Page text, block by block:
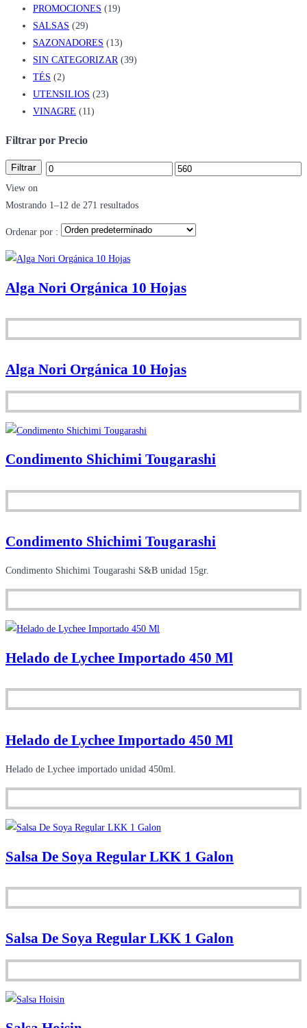
PROMOCIONES (19)
SALSAS (29)
SAZONADORES (13)
SIN CATEGORIZAR (39)
TÉS (2)
UTENSILIOS (23)
VINAGRE (11)
Filtrar por Precio
Precio Precio
Filtrar
View on
Mostrando 1–12 de 271 resultados
Ordenar por :
Alga Nori Orgánica 10 Hojas
Alga Nori Orgánica 10 Hojas
Condimento Shichimi Tougarashi
Condimento Shichimi Tougarashi
Condimento Shichimi Tougarashi S&B unidad 15gr.
Helado de Lychee Importado 450 Ml
Helado de Lychee Importado 450 Ml
Helado de Lychee importado unidad 450ml.
Salsa De Soya Regular LKK 1 Galon
Salsa De Soya Regular LKK 1 Galon